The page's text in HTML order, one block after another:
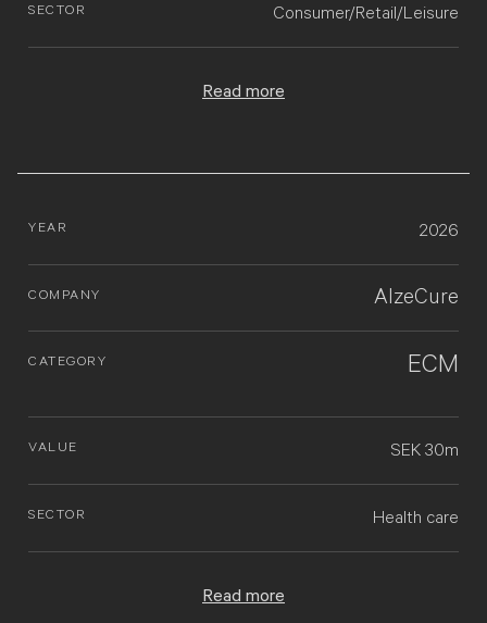
SECTOR Consumer/Retail/Leisure
Read more
YEAR 2026
COMPANY AlzeCure
CATEGORY ECM
VALUE SEK 30m
SECTOR Health care
Read more